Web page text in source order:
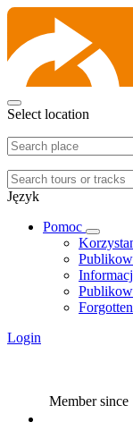
Select location
Język
Pomoc
Login
Member since